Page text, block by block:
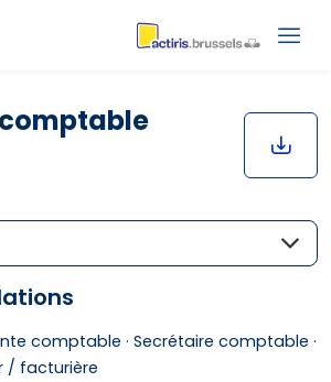
comptable · Secrétaire comptable ·
/ facturière